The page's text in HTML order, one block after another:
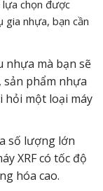
lựa chọn được
gia nhựa, bạn cần
nhựa mà bạn sẽ
sản phẩm nhựa
hỏi một loại máy
số lượng lớn
XRF có tốc độ
hóa cao.